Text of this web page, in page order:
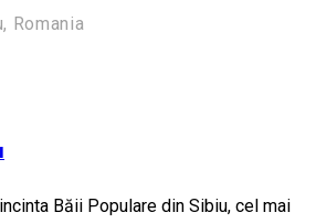
Romania
Băii Populare din Sibiu, cel mai